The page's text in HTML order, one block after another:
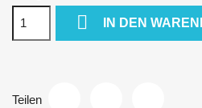
 IN DEN
Teilen